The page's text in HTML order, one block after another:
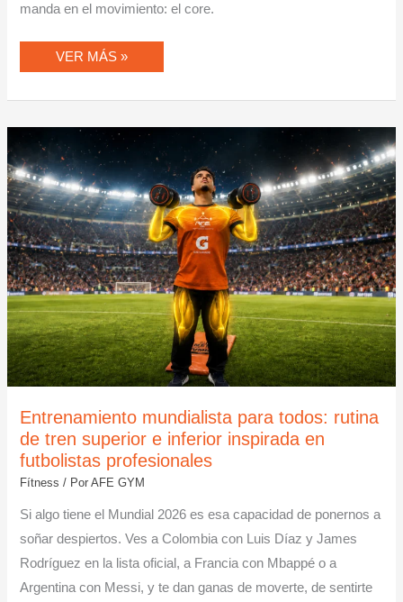
manda en el movimiento: el core.
VER MÁS »
Entrenamiento mundialista para todos: rutina
de tren superior e inferior inspirada en
futbolistas profesionales
Fítness / PorAFE GYM
Si algo tiene el Mundial 2026 es esa capacidad de ponernos a
soñar despiertos. Ves a Colombia con Luis Díaz y James
Rodríguez en la lista oficial, a Francia con Mbappé o a
Argentina con Messi, y te dan ganas de moverte, de sentirte
ENTRENAMIENTO
MUNDIALISTA
PARA
TODOS:
RUTINA
DE
TREN
SUPERIOR
E
INFERIOR
INSPIRADA
EN
FUTBOLISTAS
PROFESIONALES